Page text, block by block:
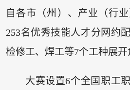
自各市（州）、产业（行业
253名优秀技能人才分网约
检修工、焊工等7个工种展开
大赛设置6个全国职工